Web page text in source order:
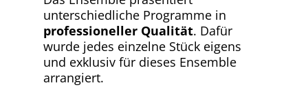
unterschiedliche Programme in
professioneller Qualität. Dafür
wurde jedes einzelne Stück eigens
und exklusiv für dieses Ensemble
arrangiert.